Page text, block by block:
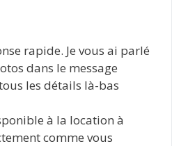
rapide. Je vous ai parlé
dans le message
les détails là-bas
à la location à
comme vous